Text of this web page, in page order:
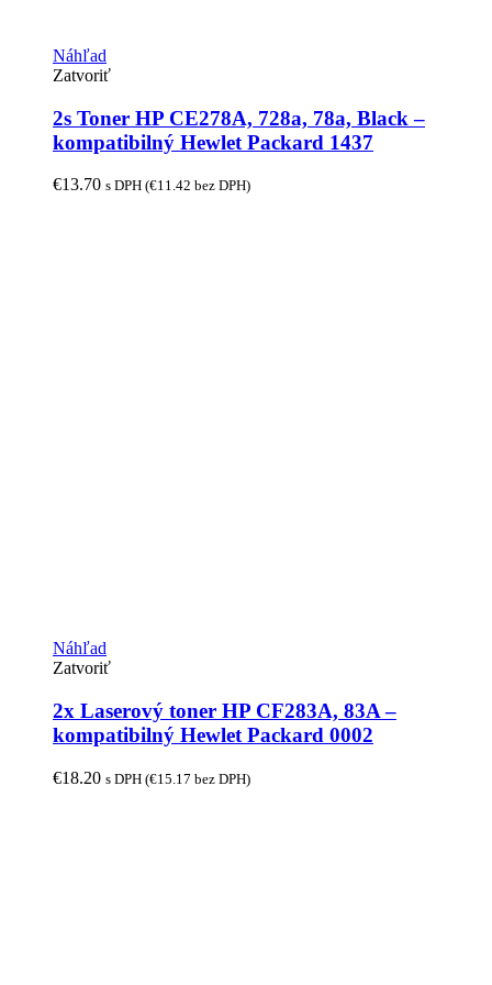
Náhľad
Zatvoriť
2s Toner HP CE278A, 728a, 78a, Black –
kompatibilný Hewlet Packard 1437
€13.70 s DPH (€11.42 bez DPH)
Náhľad
Zatvoriť
2x Laserový toner HP CF283A, 83A –
kompatibilný Hewlet Packard 0002
€18.20 s DPH (€15.17 bez DPH)